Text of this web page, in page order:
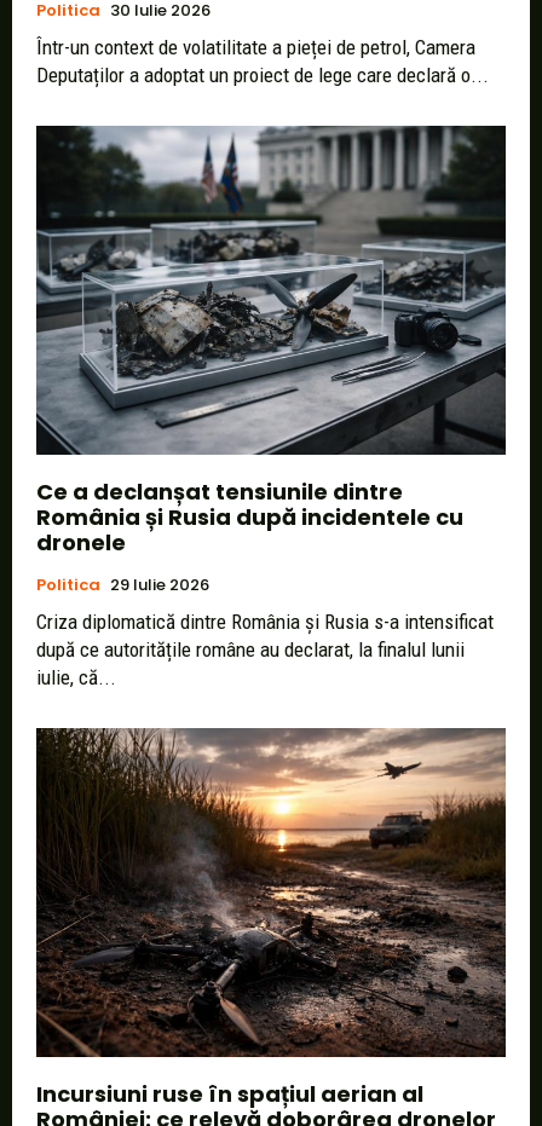
Politica 30 Iulie 2026
Într-un context de volatilitate a pieței de petrol, Camera
Deputaților a adoptat un proiect de lege care declară o...
Ce a declanșat tensiunile dintre
România și Rusia după incidentele cu
dronele
Politica 29 Iulie 2026
Criza diplomatică dintre România și Rusia s-a intensificat
după ce autoritățile române au declarat, la finalul lunii
iulie, că...
Incursiuni ruse în spațiul aerian al
României: ce relevă doborârea dronelor